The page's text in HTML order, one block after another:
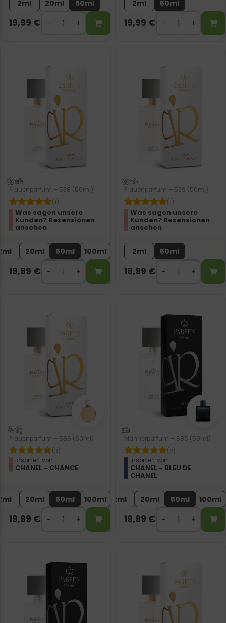
2ml 20ml 50ml
19,99 €
2ml 50ml
19,99 €
Frauenparfum – 538 (50ml)
(1)
Was sagen unsere
Kunden? Rezensionen
ansehen
20ml 50ml 100ml
19,99 €
Frauenparfum – 529 (50ml)
(1)
Was sagen unsere
Kunden? Rezensionen
ansehen
2ml 50ml
19,99 €
Frauenparfum – 586 (50ml)
(3)
Inspiriert von:
CHANEL - CHANCE
20ml 50ml 100ml
19,99 €
Männerparfum – 685 (50ml)
(2)
Inspiriert von:
CHANEL - BLEU DE
CHANEL
2ml 20ml 50ml 100ml
19,99 €